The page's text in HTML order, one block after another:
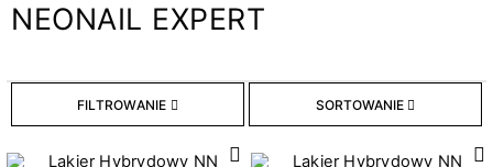
NEONAIL EXPERT
FILTROWANIE SORTOWANIE